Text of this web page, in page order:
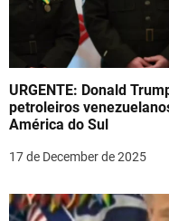
URGENTE: Donald
petroleiros
América do Sul
17 de December de 2025